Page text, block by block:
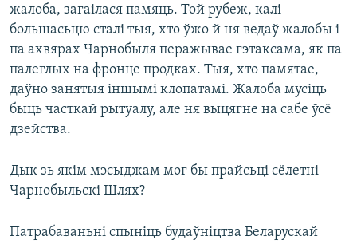
жалоба, загаілася памяць. Той рубеж, калі
большасьцю сталі тыя, хто ўжо й ня ведаў жалобы і
па ахвярах Чарнобыля перажывае гэтаксама, як па
палеглых на фронце продках. Тыя, хто памятае,
даўно занятыя іншымі клопатамі. Жалоба мусіць
быць часткай рытуалу, але ня выцягне на сабе ўсё
дзейства.
Дык зь якім мэсыджам мог бы прайсьці сёлетні
Чарнобыльскі Шлях?
Патрабаваньні спыніць будаўніцтва Беларускай